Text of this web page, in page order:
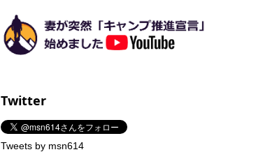
Twitter
Tweets by msn614